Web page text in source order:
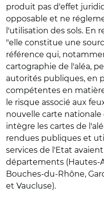
produit pas d'effet
opposable et ne
l'utilisation des sols. En
"elle constitue une
référence qui,
cartographie de l'aléa,
autorités publiques, en
compétentes en
le risque associé aux
nouvelle carte
intègre les cartes de
rendues publiques et
services de l'Etat
départements (Hautes-
Bouches-du-Rhône,
et Vaucluse).